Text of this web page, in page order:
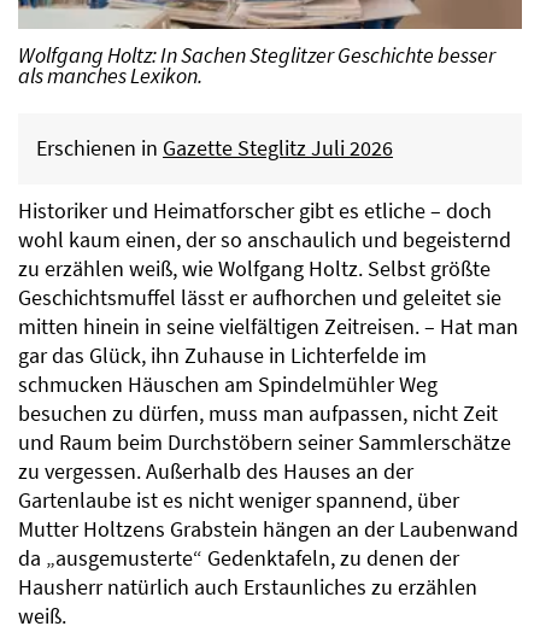
Wolfgang Holtz: In Sachen Steglitzer Geschichte besser
als manches Lexikon.
Erschienen in Gazette Steglitz Juli 2026
Historiker und Heimatforscher gibt es etliche – doch
wohl kaum einen, der so anschaulich und begeisternd
zu erzählen weiß, wie Wolfgang Holtz. Selbst größte
Geschichtsmuffel lässt er aufhorchen und geleitet sie
mitten hinein in seine vielfältigen Zeitreisen. – Hat man
gar das Glück, ihn Zuhause in Lichterfelde im
schmucken Häuschen am Spindelmühler Weg
besuchen zu dürfen, muss man aufpassen, nicht Zeit
und Raum beim Durchstöbern seiner Sammlerschätze
zu vergessen. Außerhalb des Hauses an der
Gartenlaube ist es nicht weniger spannend, über
Mutter Holtzens Grabstein hängen an der Laubenwand
da „ausgemusterte“ Gedenktafeln, zu denen der
Hausherr natürlich auch Erstaunliches zu erzählen
weiß.